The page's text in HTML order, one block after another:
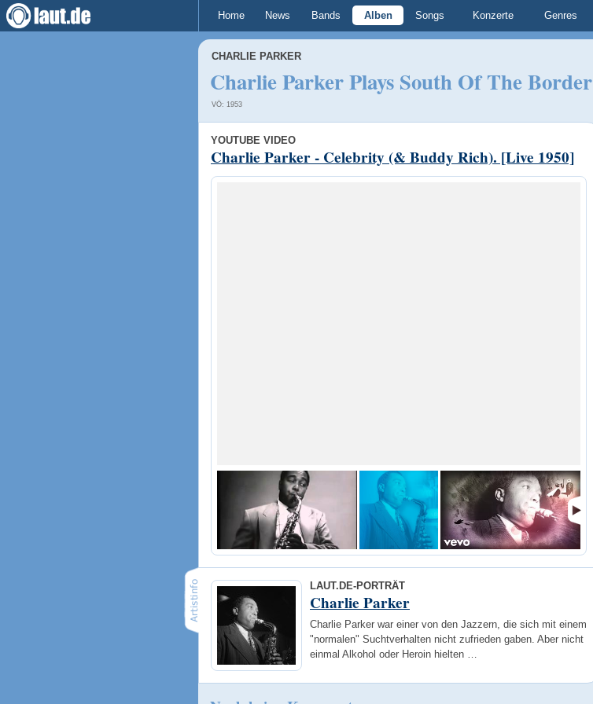
Home News Bands Alben Songs Konzerte Genres
CHARLIE PARKER
Charlie Parker Plays South Of The Border
VÖ: 1953
YOUTUBE VIDEO
Charlie Parker - Celebrity (& Buddy Rich). [Live 1950]
LAUT.DE-PORTRÄT
Charlie Parker
Charlie Parker war einer von den Jazzern, die sich mit einem
"normalen" Suchtverhalten nicht zufrieden gaben. Aber nicht
einmal Alkohol oder Heroin hielten …